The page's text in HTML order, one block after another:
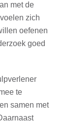
met de
zich
oefenen
goed
te
samen met